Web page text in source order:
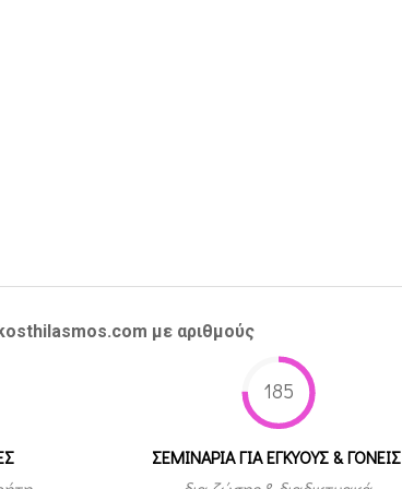
με αριθμούς
185
ΣΕΜΙΝΑΡΙΑ ΓΙΑ ΕΓΚΥΟΥΣ & ΓΟΝΕΙΣ